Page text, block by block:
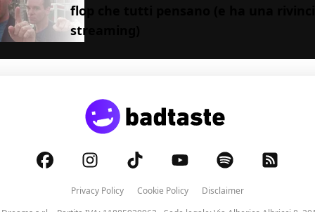
flop che tutti pensano (e ha una
streaming)
Privacy Policy Cookie Policy
Disclaimer